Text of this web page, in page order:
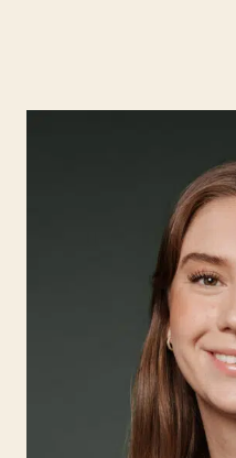
Aktuelt
Søk